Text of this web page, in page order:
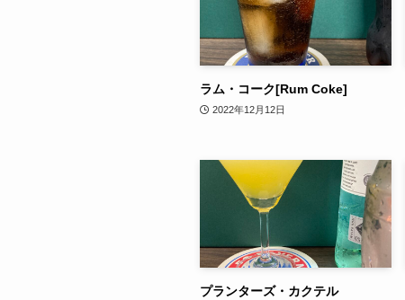
ラム・コーク[Rum Coke]
2022年12月12日
プランターズ・カクテル